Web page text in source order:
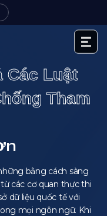
Các Luật
Tham
bằng cách sàng
các cơ quan thực thi
dữ liệu quốc tế với
mọi ngôn ngữ. Khi